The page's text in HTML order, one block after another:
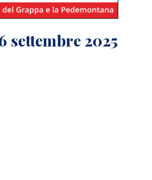
settembre 2025